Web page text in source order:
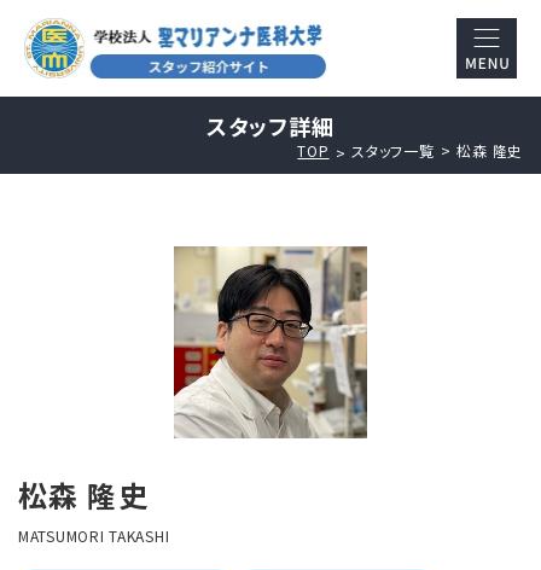
スタッフ詳細
TOP スタッフ一覧 松森 隆史
松森 隆史
MATSUMORI TAKASHI